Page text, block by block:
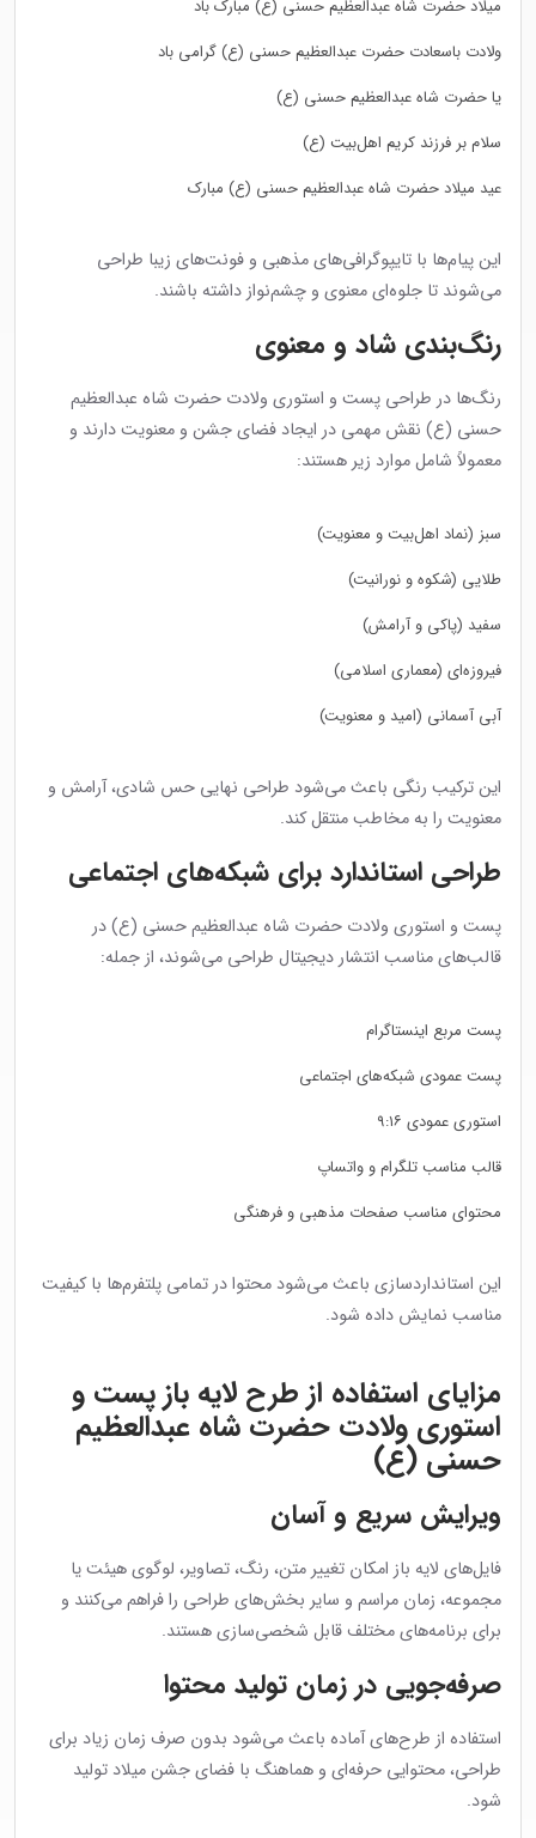
میلاد حضرت شاه عبدالعظیم حسنی (ع) مبارک باد
ولادت باسعادت حضرت عبدالعظیم حسنی (ع) گرامی باد
یا حضرت شاه عبدالعظیم حسنی (ع)
سلام بر فرزند کریم اهل‌بیت (ع)
عید میلاد حضرت شاه عبدالعظیم حسنی (ع) مبارک
این پیام‌ها با تایپوگرافی‌های مذهبی و فونت‌های زیبا طراحی
می‌شوند تا جلوه‌ای معنوی و چشم‌نواز داشته باشند.
رنگ‌بندی شاد و معنوی
رنگ‌ها در طراحی پست و استوری ولادت حضرت شاه عبدالعظیم
حسنی (ع) نقش مهمی در ایجاد فضای جشن و معنویت دارند و
معمولاً شامل موارد زیر هستند:
سبز (نماد اهل‌بیت و معنویت)
طلایی (شکوه و نورانیت)
سفید (پاکی و آرامش)
فیروزه‌ای (معماری اسلامی)
آبی آسمانی (امید و معنویت)
این ترکیب رنگی باعث می‌شود طراحی نهایی حس شادی، آرامش و
معنویت را به مخاطب منتقل کند.
طراحی استاندارد برای شبکه‌های اجتماعی
پست و استوری ولادت حضرت شاه عبدالعظیم حسنی (ع) در
قالب‌های مناسب انتشار دیجیتال طراحی می‌شوند، از جمله:
پست مربع اینستاگرام
پست عمودی شبکه‌های اجتماعی
استوری عمودی ۹:۱۶
قالب مناسب تلگرام و واتساپ
محتوای مناسب صفحات مذهبی و فرهنگی
این استانداردسازی باعث می‌شود محتوا در تمامی پلتفرم‌ها با کیفیت
مناسب نمایش داده شود.
مزایای استفاده از طرح لایه باز پست و
استوری ولادت حضرت شاه عبدالعظیم
حسنی (ع)
ویرایش سریع و آسان
فایل‌های لایه باز امکان تغییر متن، رنگ، تصاویر، لوگوی هیئت یا
مجموعه، زمان مراسم و سایر بخش‌های طراحی را فراهم می‌کنند و
برای برنامه‌های مختلف قابل شخصی‌سازی هستند.
صرفه‌جویی در زمان تولید محتوا
استفاده از طرح‌های آماده باعث می‌شود بدون صرف زمان زیاد برای
طراحی، محتوایی حرفه‌ای و هماهنگ با فضای جشن میلاد تولید
شود.